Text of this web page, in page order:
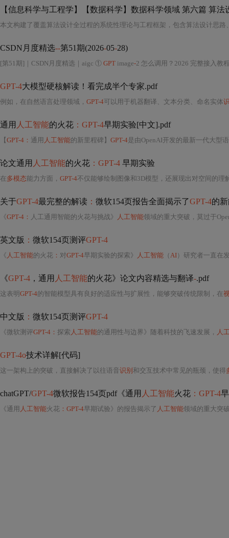
【信息科学与工程学】【数据科学】数据科学领域 第六篇 算法
CSDN月度精选--第51期(2026-05-28)
[第51期]｜CSDN月度精选｜aigc ① GPT image-2 怎么调用？2026 完整接入教
GPT-4大模型硬核解读！看完成半个专家.pdf
例如，在自然语言处理领域， GPT-4可以用于机器翻译、文本分类、命名实体
通用 人工智能的火花 ：GPT-4早期实验[中文].pdf
【GPT-4： 通用 人工智能的新里程碑】 GPT-4是由OpenAI开发的最新一代大型
论文通用 人工智能的火花 ：GPT-4 早期实验
在多模态能力方面， GPT-4不仅能够绘制图像和3D模型，还展现出对空间的理解和音
关于GPT-4最完整的解读 ： 微软154页报告全面揭示了GPT-4的
《GPT-4： 人工通用智能的火花与挑战》 人工智能领域的重大突破，莫过于
英文版 ： 微软154页测评GPT-4
《 人工智能的火花 ： 对GPT-4早期实验的探索》 人工智能 （AI）研究者一直在发展和优化大型语言模型（
《GPT-4 ，通用 人工智能的火花》论文内容精选与翻译-.pdf
这表明GPT-4的智能模型具有良好的适应性与扩展性，能够突破传统限制，在
中文版 ： 微软154页测评GPT-4
《微软测评GPT-4： 探索 人工智能的通用性与边界》随着科技的飞速发展， 人
GPT-4o技术详解[代码]
这一架构上的突破，直接解决了以往语音识别 和交互技术中常见的瓶颈，使得
chatGPT/GPT-4微软报告154页pdf《通用 人工智能火花 ：GPT-4
《通用 人工智能火花 ：GPT-4早期试验》的报告揭示了 人工智能领域的重大突